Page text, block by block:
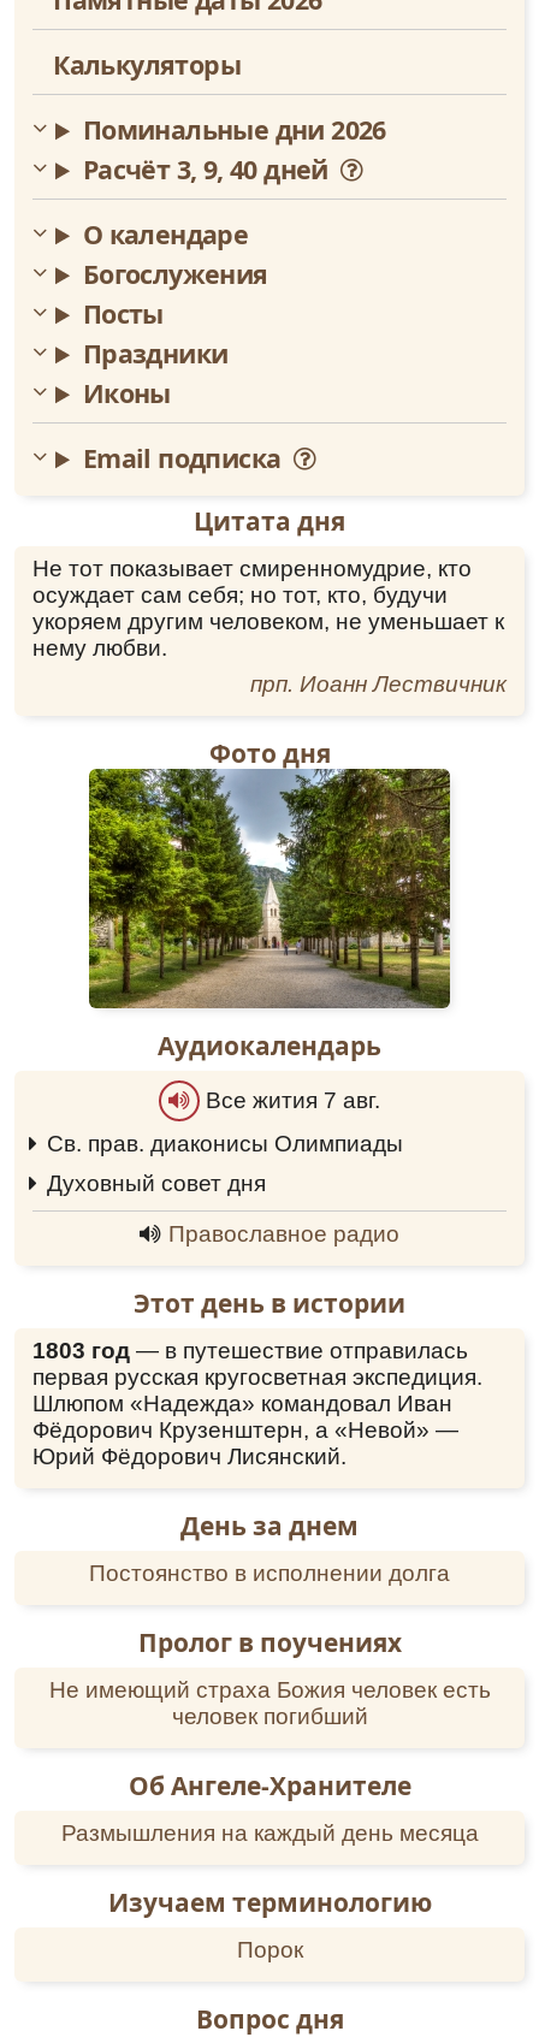
Калькуляторы
Поминальные дни 2026
Расчёт 3, 9, 40 дней
О календаре
Богослужения
Посты
Праздники
Иконы
Email подписка
Цитата дня
Не тот показывает смиренномудрие, кто
осуждает сам себя; но тот, кто, будучи
укоряем другим человеком, не уменьшает к
нему любви.
прп. Иоанн Лествичник
Фото дня
Аудиокалендарь
Все жития 7 авг.
Св. прав. диаконисы Олимпиады
0:00
Духовный совет дня
0:00
Православное радио
Этот день в истории
1803 год — в путешествие отправилась
первая русская кругосветная экспедиция.
Шлюпом «Надежда» командовал Иван
Фёдорович Крузенштерн, а «Невой» —
Юрий Фёдорович Лисянский.
День за днем
Постоянство в исполнении долга
Пролог в поучениях
Не имеющий страха Божия человек есть
человек погибший
Об Ангеле-Хранителе
Размышления на каждый день месяца
Изучаем терминологию
Порок
Вопрос дня